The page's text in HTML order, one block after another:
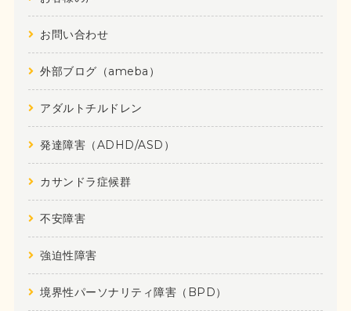
お問い合わせ
外部ブログ（ameba）
アダルトチルドレン
発達障害（ADHD/ASD）
カサンドラ症候群
不安障害
強迫性障害
境界性パーソナリティ障害（BPD）